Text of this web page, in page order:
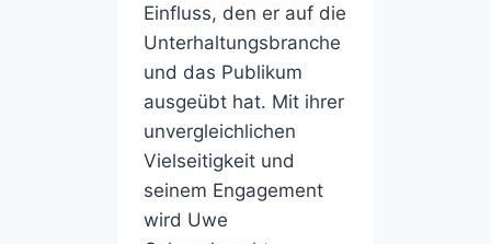
Einfluss, den er auf die
Unterhaltungsbranche
und das Publikum
ausgeübt hat. Mit ihrer
unvergleichlichen
Vielseitigkeit und
seinem Engagement
wird Uwe